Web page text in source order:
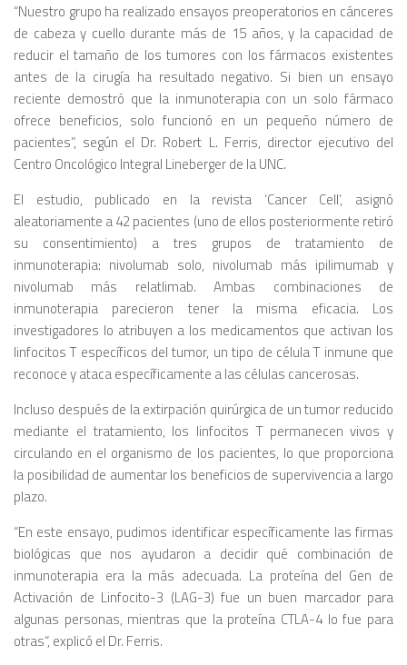
“Nuestro grupo ha realizado ensayos preoperatorios en cánceres
de cabeza y cuello durante más de 15 años, y la capacidad de
reducir el tamaño de los tumores con los fármacos existentes
antes de la cirugía ha resultado negativo. Si bien un ensayo
reciente demostró que la inmunoterapia con un solo fármaco
ofrece beneficios, solo funcionó en un pequeño número de
pacientes”, según el Dr. Robert L. Ferris, director ejecutivo del
Centro Oncológico Integral Lineberger de la UNC.
El estudio, publicado en la revista ‘Cancer Cell’, asignó
aleatoriamente a 42 pacientes (uno de ellos posteriormente retiró
su consentimiento) a tres grupos de tratamiento de
inmunoterapia: nivolumab solo, nivolumab más ipilimumab y
nivolumab más relatlimab. Ambas combinaciones de
inmunoterapia parecieron tener la misma eficacia. Los
investigadores lo atribuyen a los medicamentos que activan los
linfocitos T específicos del tumor, un tipo de célula T inmune que
reconoce y ataca específicamente a las células cancerosas.
Incluso después de la extirpación quirúrgica de un tumor reducido
mediante el tratamiento, los linfocitos T permanecen vivos y
circulando en el organismo de los pacientes, lo que proporciona
la posibilidad de aumentar los beneficios de supervivencia a largo
plazo.
“En este ensayo, pudimos identificar específicamente las firmas
biológicas que nos ayudaron a decidir qué combinación de
inmunoterapia era la más adecuada. La proteína del Gen de
Activación de Linfocito-3 (LAG-3) fue un buen marcador para
algunas personas, mientras que la proteína CTLA-4 lo fue para
otras“, explicó el Dr. Ferris.